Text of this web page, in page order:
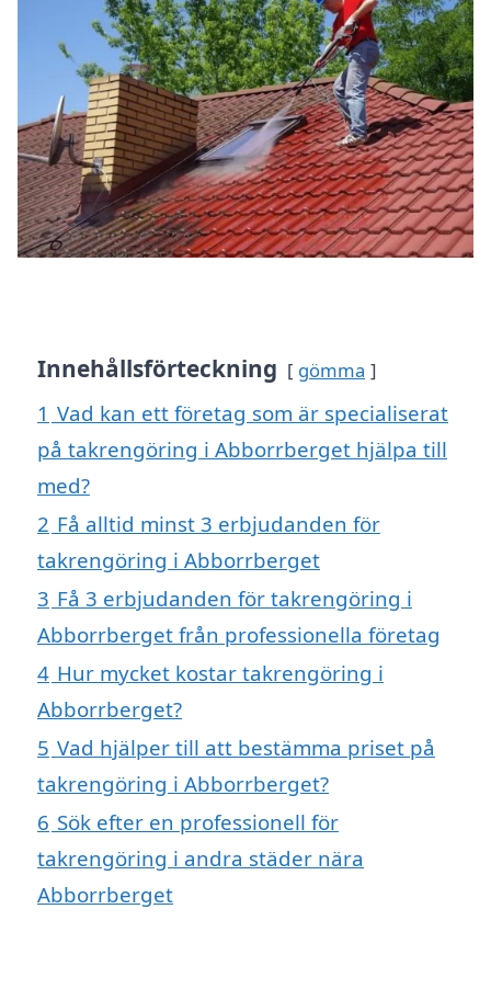
Innehållsförteckning gömma
1 Vad kan ett företag som är specialiserat
på takrengöring i Abborrberget hjälpa till
med?
2 Få alltid minst 3 erbjudanden för
takrengöring i Abborrberget
3 Få 3 erbjudanden för takrengöring i
Abborrberget från professionella företag
4 Hur mycket kostar takrengöring i
Abborrberget?
5 Vad hjälper till att bestämma priset på
takrengöring i Abborrberget?
6 Sök efter en professionell för
takrengöring i andra städer nära
Abborrberget